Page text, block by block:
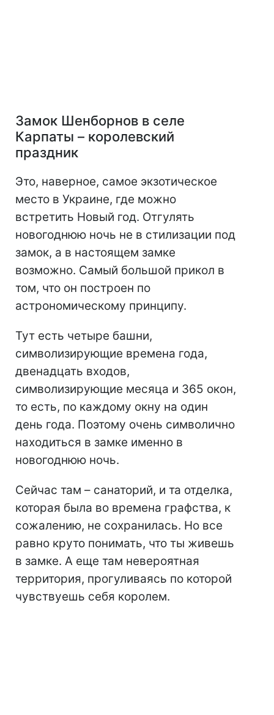
Замок Шенборнов в селе
Карпаты – королевский
праздник
Это, наверное, самое экзотическое
место в Украине, где можно
встретить Новый год. Отгулять
новогоднюю ночь не в стилизации под
замок, а в настоящем замке
возможно. Самый большой прикол в
том, что он построен по
астрономическому принципу.
Тут есть четыре башни,
символизирующие времена года,
двенадцать входов,
символизирующие месяца и 365 окон,
то есть, по каждому окну на один
день года. Поэтому очень символично
находиться в замке именно в
новогоднюю ночь.
Сейчас там – санаторий, и та отделка,
которая была во времена графства, к
сожалению, не сохранилась. Но все
равно круто понимать, что ты живешь
в замке. А еще там невероятная
территория, прогуливаясь по которой
чувствуешь себя королем.